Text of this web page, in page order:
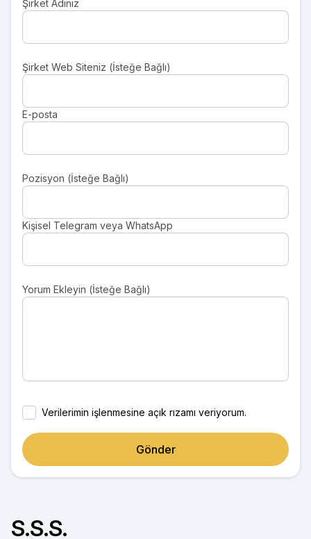
Şirket Adınız
Şirket Web Siteniz (İsteğe Bağlı)
E-posta
Pozisyon (İsteğe Bağlı)
Kişisel Telegram veya WhatsApp
Yorum Ekleyin (İsteğe Bağlı)
Verilerimin işlenmesine açık rızamı veriyorum.
Gönder
S.S.S.